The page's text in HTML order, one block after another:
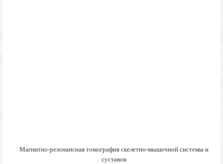
Магнитно-резонансная томография скелетно-мышечной системы и
суставов